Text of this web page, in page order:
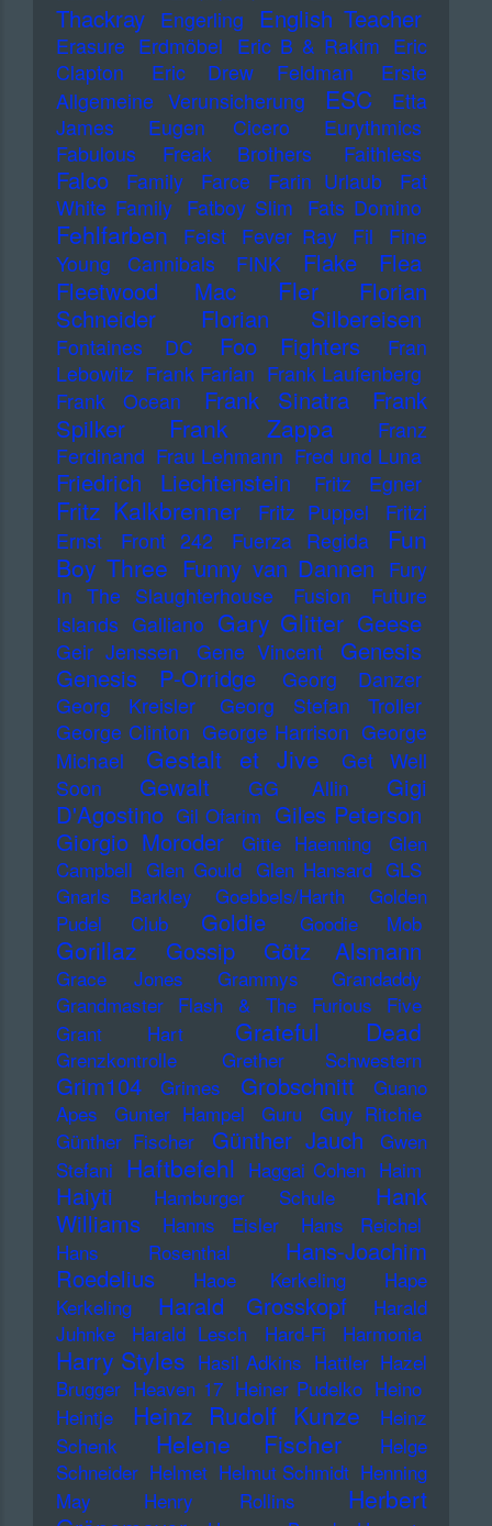
Thackray
Engerling English Teacher
Erasure Erdmöbel Eric B & Rakim Eric
Clapton
Eric Drew Feldman
Erste
Allgemeine Verunsicherung
ESC
Etta
James
Eugen Cicero
Eurythmics
Fabulous Freak Brothers
Faithless
Falco Family Farce Farin Urlaub
Fat
White Family Fatboy Slim Fats Domino
Fehlfarben Feist Fever Ray Fil
Fine
Young Cannibals
FINK Flake
Flea
Fleetwood Mac
Fler
Florian
Schneider
Florian Silbereisen
Fontaines DC Foo Fighters
Fran
Lebowitz Frank Farian Frank Laufenberg
Frank Ocean
Frank Sinatra
Frank
Spilker
Frank Zappa
Franz
Ferdinand Frau Lehmann Fred und Luna
Friedrich Liechtenstein Fritz Egner
Fritz Kalkbrenner Fritz Puppel
Fritzi
Ernst
Front 242 Fuerza Regida
Fun
Boy Three Funny van Dannen Fury
In The Slaughterhouse
Fusion
Future
Islands Galliano Gary Glitter Geese
Geir Jenssen Gene Vincent
Genesis
Genesis P-Orridge
Georg Danzer
Georg Kreisler
Georg Stefan Troller
George Clinton George Harrison George
Michael
Gestalt et Jive
Get Well
Soon
Gewalt GG Allin
Gigi
D'Agostino Gil Ofarim Giles Peterson
Giorgio Moroder
Gitte Haenning
Glen
Campbell Glen Gould Glen Hansard GLS
Gnarls Barkley
Goebbels/Harth
Golden
Pudel Club
Goldie Goodie Mob
Gorillaz Gossip Götz Alsmann
Grace Jones Grammys
Grandaddy
Grandmaster Flash & The Furious Five
Grant Hart
Grateful Dead
Grenzkontrolle Grether Schwestern
Grim104 Grimes Grobschnitt
Guano
Apes
Gunter Hampel Guru
Guy Ritchie
Günther Fischer
Günther Jauch
Gwen
Stefani Haftbefehl Haggai Cohen Haim
Haiyti Hamburger Schule
Hank
Williams
Hanns Eisler
Hans Reichel
Hans Rosenthal
Hans-Joachim
Roedelius
Haoe Kerkeling
Hape
Kerkeling
Harald Grosskopf
Harald
Juhnke
Harald Lesch Hard-Fi Harmonia
Harry Styles Hasil Adkins Hattler Hazel
Brugger Heaven 17 Heiner Pudelko Heino
Heintje
Heinz Rudolf Kunze
Heinz
Schenk
Helene Fischer
Helge
Schneider Helmet Helmut Schmidt Henning
May
Henry Rollins
Herbert